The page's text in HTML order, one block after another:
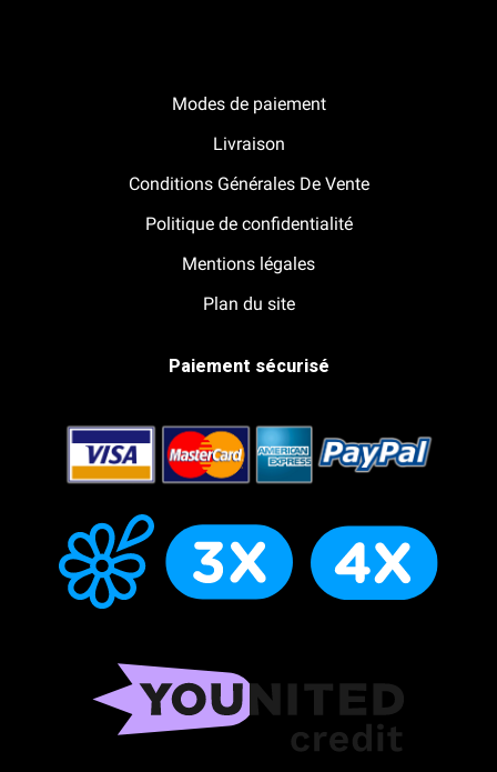
Modes de paiement
Livraison
Conditions Générales De Vente
Politique de confidentialité
Mentions légales
Plan du site
Paiement sécurisé